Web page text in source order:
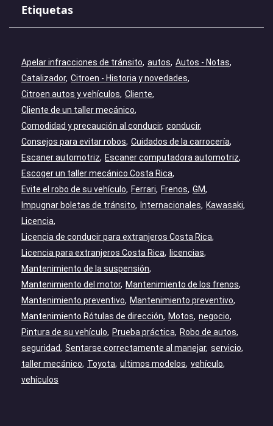
Etiquetas
Apelar infracciones de tránsito autos Autos - Notas
Catalizador Citroen - Historia y novedades
Citroen autos y vehículos Cliente
Cliente de un taller mecánico
Comodidad y precaución al conducir conducir
Consejos para evitar robos Cuidados de la carrocería
Escaner automotriz
Escaner computadora automotriz
Escoger un taller mecánico Costa Rica
Evite el robo de su vehículo
Ferrari Frenos GM
Impugnar boletas de tránsito
Internacionales
Kawasaki
Licencia
Licencia de conducir para extranjeros Costa Rica
Licencia para extranjeros Costa Rica
licencias
Mantenimiento de la suspensión
Mantenimiento del motor
Mantenimiento de los frenos
Mantenimiento preventivo
Mantenimiento preventivo
Mantenimiento Rótulas de dirección
Motos negocio
Pintura de su vehículo
Prueba práctica
Robo de autos
seguridad
Sentarse correctamente al manejar servicio
taller mecánico
Toyota ultimos modelos vehículo
vehículos